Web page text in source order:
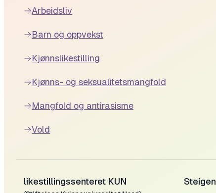
Arbeidsliv
Barn og oppvekst
Kjønnslikestilling
Kjønns- og seksualitetsmangfold
Mangfold og antirasisme
Vold
likestillingssenteret KUN Steigen